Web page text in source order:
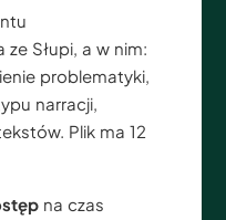
ze Słupi, a w nim:
problematyki,
narracji,
Plik ma 12
na czas